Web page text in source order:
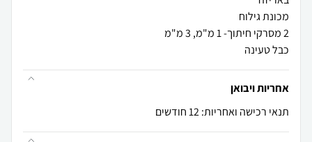
כבל טעינה
אחריות ויבואן
תנאי רכישה ואחריות: 12 חודשים